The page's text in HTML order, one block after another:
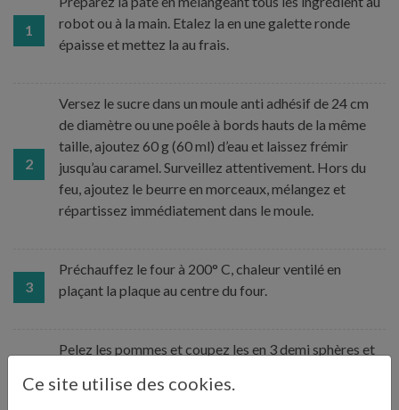
1
robot ou à la main. Etalez la en une galette ronde
épaisse et mettez la au frais.
2
Versez le sucre dans un moule anti adhésif de 24 cm
de diamètre ou une poêle à bords hauts de la même
taille, ajoutez 60 g (60 ml) d’eau et laissez frémir
jusqu’au caramel. Surveillez attentivement. Hors du
feu, ajoutez le beurre en morceaux, mélangez et
répartissez immédiatement dans le moule.
3
Préchauffez le four à 200° C, chaleur ventilé en
plaçant la plaque au centre du four.
Pelez les pommes et coupez les en 3 demi sphères et
autour du trognon. Placez les demi sphères dans le
Ce site utilise des cookies.